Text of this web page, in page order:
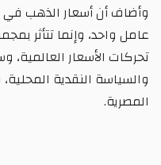
وأضاف أن أسعار الذهب
عامل واحد، وإنما تتأثر
تحركات الأسعار العالمية،
والسياسة النقدية
المصرية.